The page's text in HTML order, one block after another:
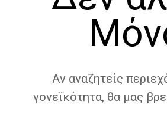
Αν αναζητείς
γονεϊκότητα, θα μας